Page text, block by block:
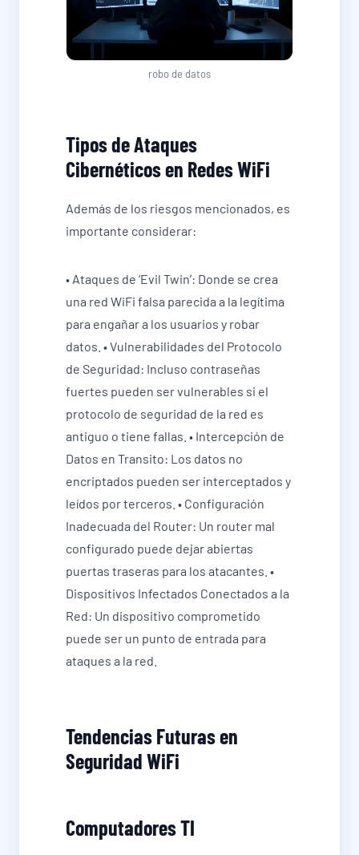
robo de datos
Tipos de Ataques
Cibernéticos en Redes WiFi
Además de los riesgos mencionados, es
importante considerar:
• Ataques de ‘Evil Twin’: Donde se crea
una red WiFi falsa parecida a la legítima
para engañar a los usuarios y robar
datos. • Vulnerabilidades del Protocolo
de Seguridad: Incluso contraseñas
fuertes pueden ser vulnerables si el
protocolo de seguridad de la red es
antiguo o tiene fallas. • Intercepción de
Datos en Transito: Los datos no
encriptados pueden ser interceptados y
leídos por terceros. • Configuración
Inadecuada del Router: Un router mal
configurado puede dejar abiertas
puertas traseras para los atacantes. •
Dispositivos Infectados Conectados a la
Red: Un dispositivo comprometido
puede ser un punto de entrada para
ataques a la red.
Tendencias Futuras en
Seguridad WiFi
Computadores TI